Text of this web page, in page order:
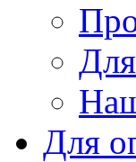
Для